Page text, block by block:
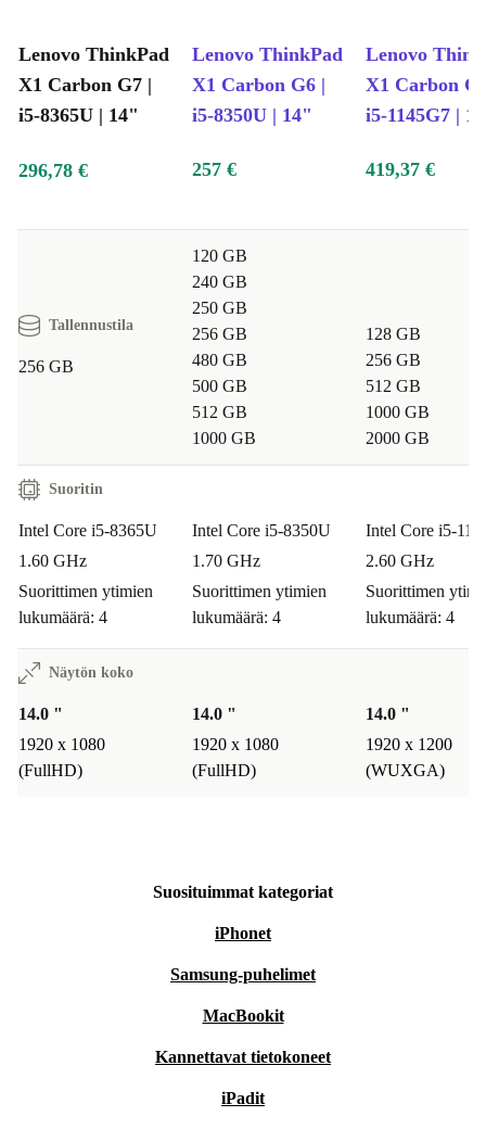
Lenovo ThinkPad
X1 Carbon G7 |
i5-8365U | 14"
Lenovo ThinkPad
X1 Carbon G6 |
i5-8350U | 14"
Lenovo
X1 Carbon
i5-1145G7 |
296,78 € 257 € 419,37 €
Tallennustila
256 GB
120 GB
240 GB
250 GB
256 GB
480 GB
500 GB
512 GB
1000 GB
128 GB
256 GB
512 GB
1000 GB
2000 GB
Suoritin
Intel Core i5-8365U
1.60 GHz
Suorittimen ytimien
lukumäärä: 4
Intel Core i5-8350U
1.70 GHz
Suorittimen ytimien
lukumäärä: 4
Intel Core i5-
2.60 GHz
Suorittimen
lukumäärä: 4
Näytön koko
14.0 "
1920 x 1080
(FullHD)
14.0 "
1920 x 1080
(FullHD)
14.0 "
1920 x 1200
(WUXGA)
Suosituimmat kategoriat
iPhonet
Samsung-puhelimet
MacBookit
Kannettavat tietokoneet
iPadit